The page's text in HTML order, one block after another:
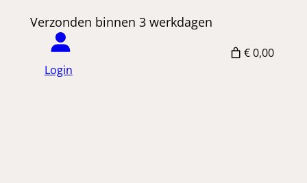
binnen 3 werkdagen
Login
€ 0,00